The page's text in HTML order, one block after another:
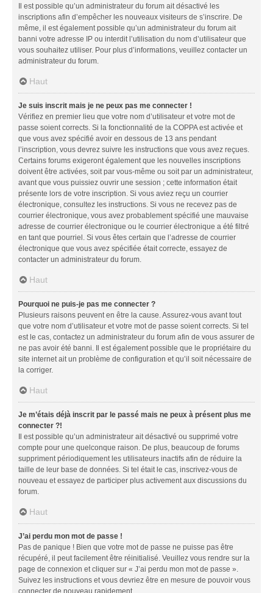
Il est possible qu’un administrateur du forum ait désactivé les
inscriptions afin d’empêcher les nouveaux visiteurs de s’inscrire. De
même, il est également possible qu’un administrateur du forum ait
banni votre adresse IP ou interdit l’utilisation du nom d’utilisateur que
vous souhaitez utiliser. Pour plus d’informations, veuillez contacter un
administrateur du forum.
Haut
Je suis inscrit mais je ne peux pas me connecter !
Vérifiez en premier lieu que votre nom d’utilisateur et votre mot de
passe soient corrects. Si la fonctionnalité de la COPPA est activée et
que vous avez spécifié avoir en dessous de 13 ans pendant
l’inscription, vous devrez suivre les instructions que vous avez reçues.
Certains forums exigeront également que les nouvelles inscriptions
doivent être activées, soit par vous-même ou soit par un administrateur,
avant que vous puissiez ouvrir une session ; cette information était
présente lors de votre inscription. Si vous aviez reçu un courrier
électronique, consultez les instructions. Si vous ne recevez pas de
courrier électronique, vous avez probablement spécifié une mauvaise
adresse de courrier électronique ou le courrier électronique a été filtré
en tant que pourriel. Si vous êtes certain que l’adresse de courrier
électronique que vous avez spécifiée était correcte, essayez de
contacter un administrateur du forum.
Haut
Pourquoi ne puis-je pas me connecter ?
Plusieurs raisons peuvent en être la cause. Assurez-vous avant tout
que votre nom d’utilisateur et votre mot de passe soient corrects. Si tel
est le cas, contactez un administrateur du forum afin de vous assurer de
ne pas avoir été banni. Il est également possible que le propriétaire du
site internet ait un problème de configuration et qu’il soit nécessaire de
la corriger.
Haut
Je m’étais déjà inscrit par le passé mais ne peux à présent plus me
connecter ?!
Il est possible qu’un administrateur ait désactivé ou supprimé votre
compte pour une quelconque raison. De plus, beaucoup de forums
suppriment périodiquement les utilisateurs inactifs afin de réduire la
taille de leur base de données. Si tel était le cas, inscrivez-vous de
nouveau et essayez de participer plus activement aux discussions du
forum.
Haut
J’ai perdu mon mot de passe !
Pas de panique ! Bien que votre mot de passe ne puisse pas être
récupéré, il peut facilement être réinitialisé. Veuillez vous rendre sur la
page de connexion et cliquer sur « J’ai perdu mon mot de passe ».
Suivez les instructions et vous devriez être en mesure de pouvoir vous
connecter de nouveau rapidement.